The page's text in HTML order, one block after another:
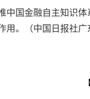
中国金融自主知识
用。（中国日报社